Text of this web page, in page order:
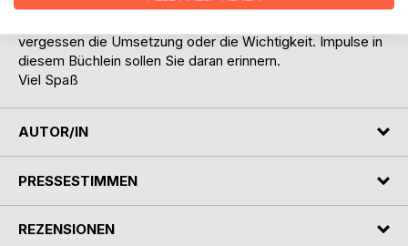
vergessen die Umsetzung oder die Wichtigkeit. Impulse in
diesem Büchlein sollen Sie daran erinnern.
Viel Spaß
AUTOR/IN
PRESSESTIMMEN
REZENSIONEN